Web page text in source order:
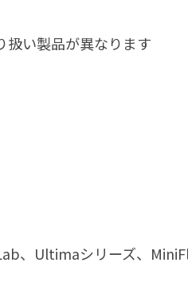
い製品が異なります
、Ultimaシリーズ、